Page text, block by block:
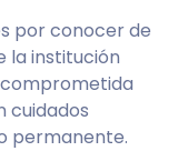
por conocer de
la institución
cuidados
permanente.